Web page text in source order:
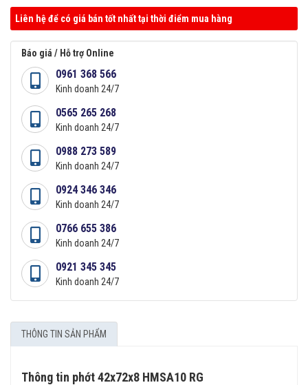
Liên hệ để có giá bán tốt nhất tại thời điểm mua hàng
Báo giá / Hỗ trợ Online
0961 368 566
Kinh doanh 24/7
0565 265 268
Kinh doanh 24/7
0988 273 589
Kinh doanh 24/7
0924 346 346
Kinh doanh 24/7
0766 655 386
Kinh doanh 24/7
0921 345 345
Kinh doanh 24/7
THÔNG TIN SẢN PHẨM
Thông tin phớt 42x72x8 HMSA10 RG